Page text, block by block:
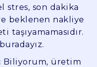
stres, son dakika
beklenen nakliye
taşıyamamasıdır.
Biliyorum, üretim